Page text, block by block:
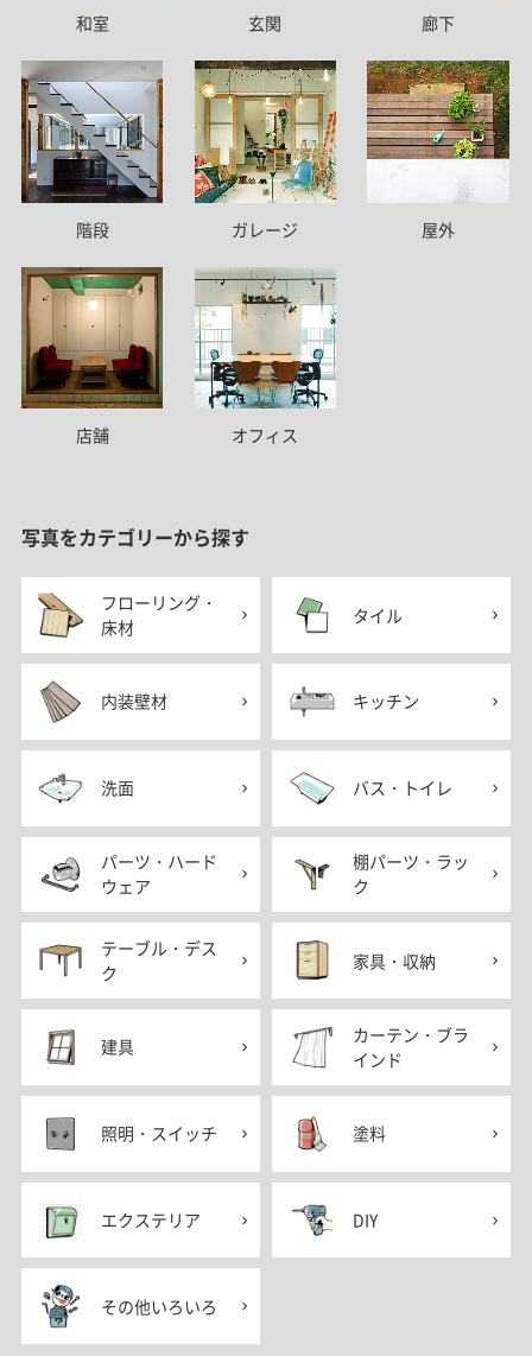
和室 玄関 廊下
階段 ガレージ 屋外
店舗 オフィス
写真をカテゴリーから探す
フローリング・
床材
タイル
内装壁材 キッチン
洗面 バス・トイレ
パーツ・ハード
ウェア
棚パーツ・ラッ
ク
テーブル・デス
ク
家具・収納
建具
カーテン・ブラ
インド
照明・スイッチ 塗料
エクステリア DIY
その他いろいろ